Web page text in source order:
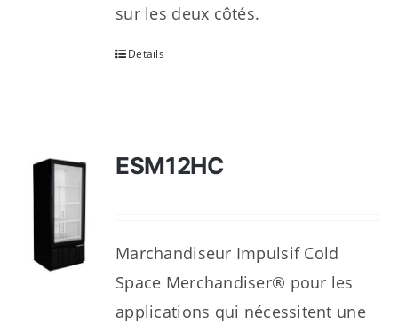
sur les deux côtés.
Details
ESM12HC
Marchandiseur Impulsif Cold
Space Merchandiser® pour les
applications qui nécessitent une